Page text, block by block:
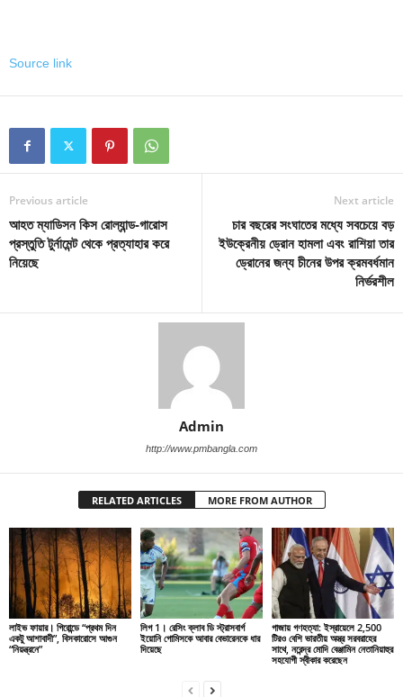
Source link
Previous article
আহত ম্যাডিসন কিস রোল্যান্ড-গারোস
প্রস্তুতি টুর্নামেন্ট থেকে প্রত্যাহার করে
নিয়েছে
Next article
চার বছরের সংঘাতের মধ্যে সবচেয়ে বড়
ইউক্রেনীয় ড্রোন হামলা এবং রাশিয়া তার
ড্রোনের জন্য চীনের উপর ক্রমবর্ধমান
নির্ভরশীল
Admin
http://www.pmbangla.com
RELATED ARTICLES MORE FROM AUTHOR
লাইভ ফায়ার। গিরোন্ডে “প্রথম দিন
একটু আশাবাদী”, বিসকারোসে আগুন
“নিয়ন্ত্রনে”
লিগ 1। রেসিং ক্লাব ডি স্ট্রাসবার্গ
ইয়োনি গোমিসকে আবার বেভারেনকে ধার
দিয়েছে
গাজায় গণহত্যা: ইস্রায়েলে 2,500
টিরও বেশি ভারতীয় অস্ত্র সরবরাহের
সাথে, নরেন্দ্র মোদি বেঞ্জামিন নেতানিয়াহুর
সহযোগী স্বীকার করেছেন